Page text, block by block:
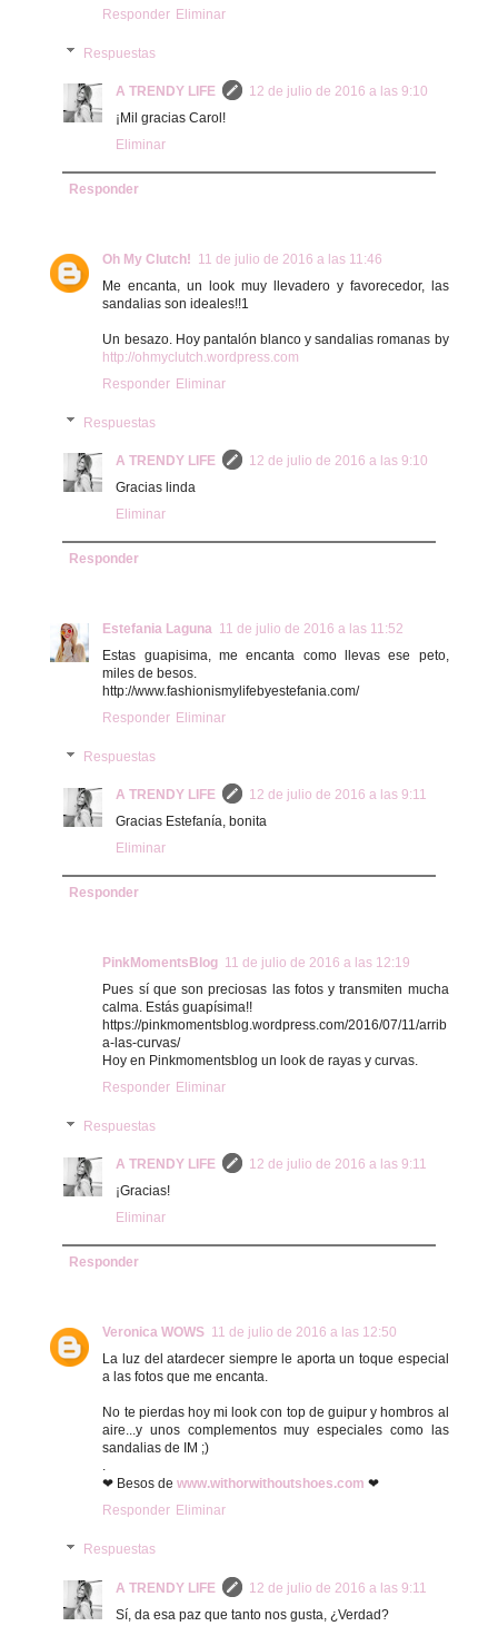
Responder Eliminar
Respuestas
A TRENDY LIFE
12 de julio de 2016 a las 9:10
¡Mil gracias Carol!
Eliminar
Responder
Oh My Clutch! 11 de julio de 2016 a las 11:46
Me encanta, un look muy llevadero y favorecedor, las
sandalias son ideales!!1
Un besazo. Hoy pantalón blanco y sandalias romanas by
http://ohmyclutch.wordpress.com
Responder Eliminar
Respuestas
A TRENDY LIFE
12 de julio de 2016 a las 9:10
Gracias linda
Eliminar
Responder
Estefania Laguna 11 de julio de 2016 a las 11:52
Estas guapisima, me encanta como llevas ese peto,
miles de besos.
http://www.fashionismylifebyestefania.com/
Responder Eliminar
Respuestas
A TRENDY LIFE
12 de julio de 2016 a las 9:11
Gracias Estefanía, bonita
Eliminar
Responder
PinkMomentsBlog 11 de julio de 2016 a las 12:19
Pues sí que son preciosas las fotos y transmiten mucha
calma. Estás guapísima!!
https://pinkmomentsblog.wordpress.com/2016/07/11/arrib
a-las-curvas/
Hoy en Pinkmomentsblog un look de rayas y curvas.
Responder Eliminar
Respuestas
A TRENDY LIFE
12 de julio de 2016 a las 9:11
¡Gracias!
Eliminar
Responder
Veronica WOWS 11 de julio de 2016 a las 12:50
La luz del atardecer siempre le aporta un toque especial
a las fotos que me encanta.
No te pierdas hoy mi look con top de guipur y hombros al
aire...y unos complementos muy especiales como las
sandalias de IM ;)
.
❤ Besos dewww.withorwithoutshoes.com ❤
Responder Eliminar
Respuestas
A TRENDY LIFE
12 de julio de 2016 a las 9:11
Sí, da esa paz que tanto nos gusta, ¿Verdad?